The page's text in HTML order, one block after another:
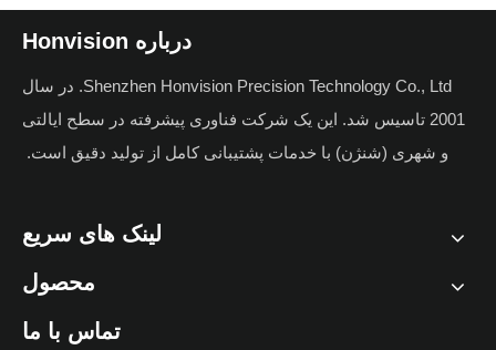
درباره Honvision
Shenzhen Honvision Precision Technology Co., Ltd. در سال
2001 تاسیس شد. این یک شرکت فناوری پیشرفته در سطح ایالتی
و شهری (شنژن) با خدمات پشتیبانی کامل از تولید دقیق است.
لینک های سریع
محصول
تماس با ما